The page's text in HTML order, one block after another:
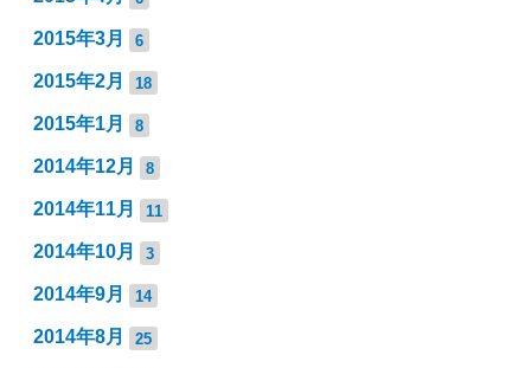
2015年3月 6
2015年2月 18
2015年1月 8
2014年12月 8
2014年11月 11
2014年10月 3
2014年9月 14
2014年8月 25